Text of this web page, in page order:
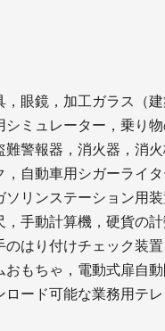
眼鏡，加工ガラス（
ミュレーター，乗り
警報器，消火器，消
自動車用シガーライ
リンステーション用
手動計算機，硬貨の
はり付けチェック装
もちゃ，電動式扉自
ード可能な業務用テ